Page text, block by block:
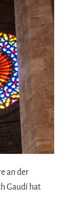
an der
Gaudí hat